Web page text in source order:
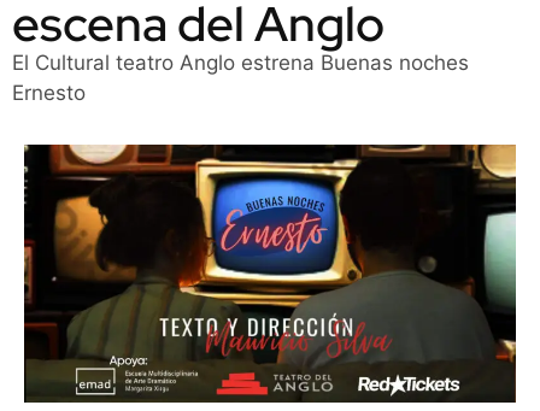
escena del Anglo
El Cultural teatro Anglo estrena Buenas noches
Ernesto